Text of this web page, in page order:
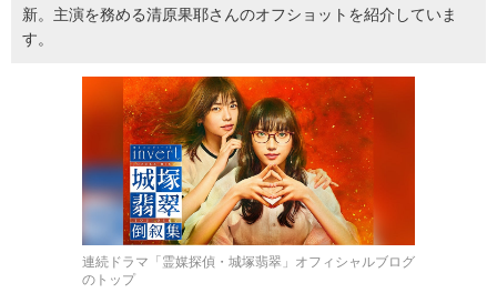
新。主演を務める清原果耶さんのオフショットを紹介していま
す。
連続ドラマ「霊媒探偵・城塚翡翠」オフィシャルブログ
のトップ